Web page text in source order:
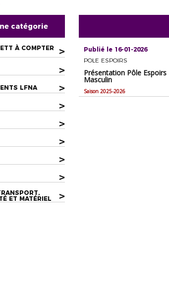
catégorie
À COMPTER
>
>
LFNA >
>
>
>
>
>
ET MATÉRIEL
>
Publié le 16-01-2026
POLE ESPOIRS
Présentation Pôle Espoirs
Masculin
Saison 2025-2026